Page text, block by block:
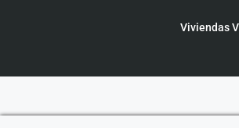
Viviendas